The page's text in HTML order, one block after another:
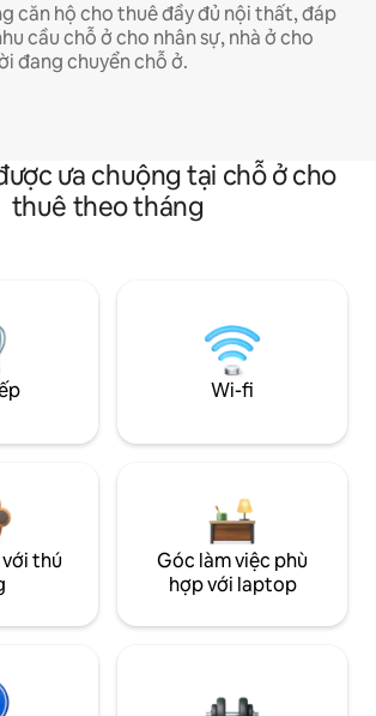
căn hộ cho thuê đầy đủ nội thất, đáp
cầu chỗ ở cho nhân sự, nhà ở cho
đang chuyển chỗ ở.
ưa chuộng tại chỗ ở cho
thuê theo tháng
Wi-fi
thú
Góc làm việc phù
hợp với laptop